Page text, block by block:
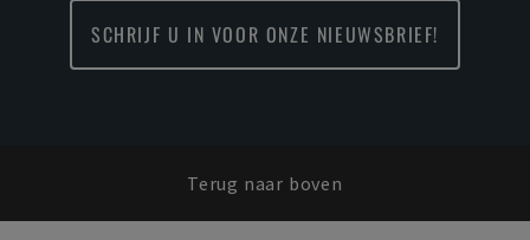
SCHRIJF U IN VOOR ONZE NIEUWSBRIEF!
Terug naar boven